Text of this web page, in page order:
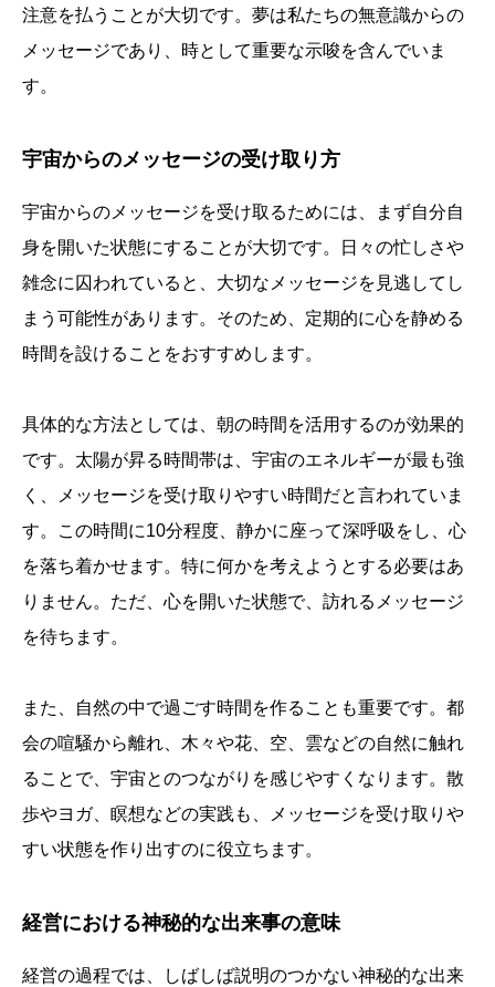
注意を払うことが大切です。夢は私たちの無意識からの
メッセージであり、時として重要な示唆を含んでいま
す。
宇宙からのメッセージの受け取り方
宇宙からのメッセージを受け取るためには、まず自分自
身を開いた状態にすることが大切です。日々の忙しさや
雑念に囚われていると、大切なメッセージを見逃してし
まう可能性があります。そのため、定期的に心を静める
時間を設けることをおすすめします。
具体的な方法としては、朝の時間を活用するのが効果的
です。太陽が昇る時間帯は、宇宙のエネルギーが最も強
く、メッセージを受け取りやすい時間だと言われていま
す。この時間に10分程度、静かに座って深呼吸をし、心
を落ち着かせます。特に何かを考えようとする必要はあ
りません。ただ、心を開いた状態で、訪れるメッセージ
を待ちます。
また、自然の中で過ごす時間を作ることも重要です。都
会の喧騒から離れ、木々や花、空、雲などの自然に触れ
ることで、宇宙とのつながりを感じやすくなります。散
歩やヨガ、瞑想などの実践も、メッセージを受け取りや
すい状態を作り出すのに役立ちます。
経営における神秘的な出来事の意味
経営の過程では、しばしば説明のつかない神秘的な出来